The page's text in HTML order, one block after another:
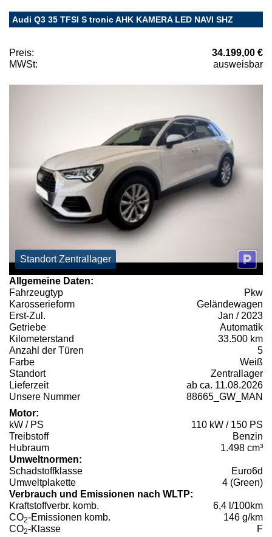
Audi Q3 35 TFSI S tronic AHK KAMERA LED NAVI SHZ
Preis:
34.199,00 €
MWSt:
ausweisbar
Standort Zentrallager
Allgemeine Daten:
Fahrzeugtyp
Pkw
Karosserieform
Geländewagen
Erst-Zul.
Jan / 2023
Getriebe
Automatik
Kilometerstand
33.500 km
Anzahl der Türen
5
Farbe
Weiß
Standort
Zentrallager
Lieferzeit
ab ca. 11.08.2026
Unsere Nummer
88665_GW_MAN
Motor:
kW / PS
110 kW / 150 PS
Treibstoff
Benzin
Hubraum
1.498 cm³
Umweltnormen:
Schadstoffklasse
Euro6d
Umweltplakette
4 (Green)
Verbrauch und Emissionen nach WLTP:
Kraftstoffverbr. komb.
6,4 l/100km
CO2-Emissionen komb.
146 g/km
CO2-Klasse F